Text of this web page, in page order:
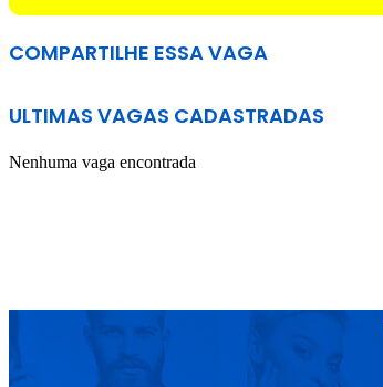
COMPARTILHE ESSA VAGA
ULTIMAS VAGAS CADASTRADAS
Nenhuma vaga encontrada